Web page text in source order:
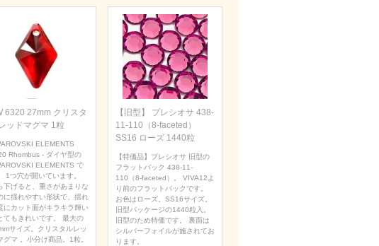
6320 27mm クリスタ
ッドマグマ 1粒
ELEMENTS
Rhombus - ダイヤ型の
ELEMENTS で
1つ穴が開いています。
下げると、重さがあまりな
に揺れやすい形状で、揺れ
にカット面がキラキラ輝い
てもきれいです。 最大の
サイズ。クリスタルレッ
グマ 。小分け商品。1粒。
【旧型】 プレシオサ 438-
11-110（8-faceted）
SS16 ローズ 1440粒
【特価品】プレシオサ 旧型の
フラットバック 438-11-
110（8-faceted）。 VIVA12よ
り前のフラットバックです。
お色はローズ。SS16サイズ。
旧型パッケージの1440粒入。
旧型のため特価です。 裏面は
シルバーフォイルが施されてお
ります。